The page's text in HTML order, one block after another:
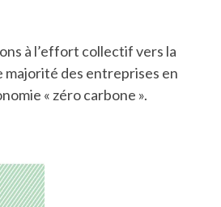
à l’effort collectif vers la
des entreprises en
« zéro carbone ».